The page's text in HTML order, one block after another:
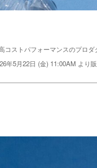
ストパフォーマンスのプロ
5月22日 (金) 11:00AM より販